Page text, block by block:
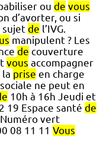
ou de vous
d’avorter, ou si
sujet de l’IVG.
manipulent ? Les
de couverture
vous accompagner
la prise en charge
ne peut en
10h à 16h Jeudi et
19 Espace santé de
vert
08 11 11 Vous